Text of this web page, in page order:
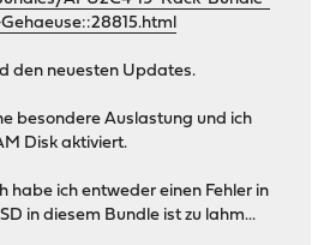
den neuesten Updates.
besondere Auslastung und ich
Disk aktiviert.
habe ich entweder einen Fehler in
in diesem Bundle ist zu lahm...